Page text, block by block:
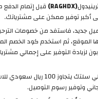
(RAGHDX)
قبل إتمام الدفع
أكبر توفير ممكن على مشترياتك.
جديد، فاستفد من خصومات
الموقع، ثم استخدم كود الخصم
لزيادة التوفير على إجمالي
اجعل إجمالي سلتك يتجاوز 100
وتوفير رسوم التوصيل.